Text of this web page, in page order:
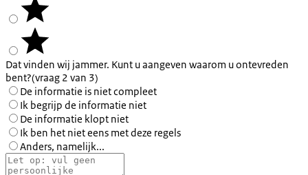
Dat vinden wij jammer. Kunt u aangeven waarom u ontevreden
bent?(vraag 2 van 3)
De informatie is niet compleet
Ik begrijp de informatie niet
De informatie klopt niet
Ik ben het niet eens met deze regels
Anders, namelijk...